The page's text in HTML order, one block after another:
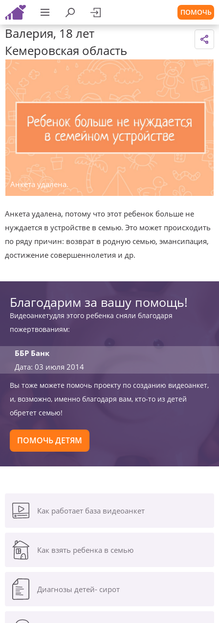
ПОМОЧЬ
Валерия, 18 лет
Кемеровская область
Анкета удалена.
Анкета удалена, потому что этот ребенок больше не
нуждается в устройстве в семью. Это может происходить
по ряду причин: возврат в родную семью, эмансипация,
достижение совершеннолетия и др.
Благодарим за вашу помощь!
Видеоанкетудля этого ребенка сняли благодаря
пожертвованиям:
ББР Банк
Дата: 03 июля 2014
Вы тоже можете помочь проекту по созданию видеоанкет,
и, возможно, именно благодаря вам, кто-то из детей
обретет семью!
ПОМОЧЬ ДЕТЯМ
Как работает база видеоанкет
Как взять ребенка в семью
Диагнозы детей- сирот